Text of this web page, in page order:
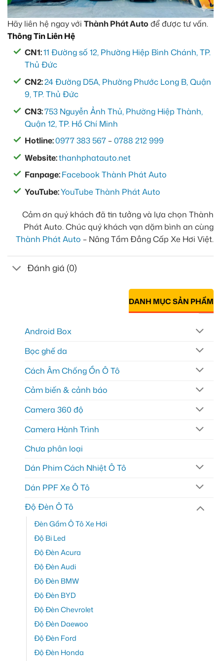
Hãy liên hệ ngay với Thành Phát Auto để được tư vấn.
Thông Tin Liên Hệ
CN1:11 Đường số 12, Phường Hiệp Bình Chánh, TP.
Thủ Đức
CN2:24 Đường D5A, Phường Phước Long B, Quận
9, TP. Thủ Đức
CN3:753 Nguyễn Ảnh Thủ, Phường Hiệp Thành,
Quận 12, TP. Hồ Chí Minh
Hotline:0977 383 567 –0788 212 999
Website:thanhphatauto.net
Fanpage:Facebook Thành Phát Auto
YouTube:YouTube Thành Phát Auto
Cảm ơn quý khách đã tin tưởng và lựa chọn Thành
Phát Auto. Chúc quý khách vạn dặm bình an cùng
Thành Phát Auto – Nâng Tầm Đẳng Cấp Xe Hơi Việt.
Đánh giá (0)
DANH MỤC SẢN PHẨM
Android Box
Bọc ghế da
Cách Âm Chống Ồn Ô Tô
Cảm biến & cảnh báo
Camera 360 độ
Camera Hành Trình
Chưa phân loại
Dán Phim Cách Nhiệt Ô Tô
Dán PPF Xe Ô Tô
Độ Đèn Ô Tô
Đèn Gầm Ô Tô Xe Hơi
Độ Bi Led
Độ Đèn Acura
Độ Đèn Audi
Độ Đèn BMW
Độ Đèn BYD
Độ Đèn Chevrolet
Độ Đèn Daewoo
Độ Đèn Ford
Độ Đèn Honda